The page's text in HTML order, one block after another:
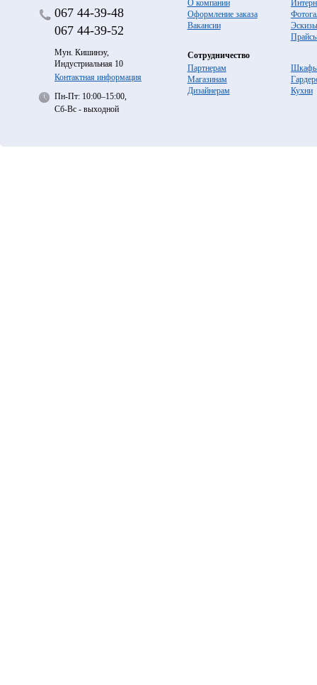
067 44-39-48
067 44-39-52
Мун. Кишинэу,
Индустриальная 10
Контактная информация
Пн-Пт: 10:00–15:00,
Сб-Вс - выходной
О компании
Оформление заказа
Вакансии
Эскизы
Сотрудничество
Партнерам
Магазинам
Дизайнерам
Кухни